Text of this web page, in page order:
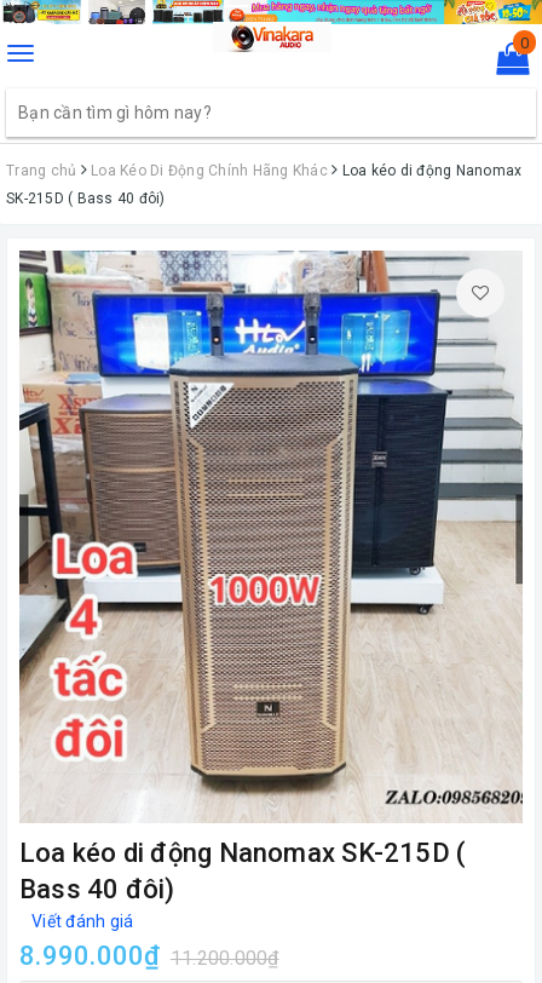
Toggle
0
Trang chủ Loa Kéo Di Động Chính Hãng Khác
Loa kéo di động Nanomax
SK-215D ( Bass 40 đôi)
Loa kéo di động Nanomax SK-215D (
Bass 40 đôi)
Viết đánh giá
8.990.000₫ 11.200.000₫